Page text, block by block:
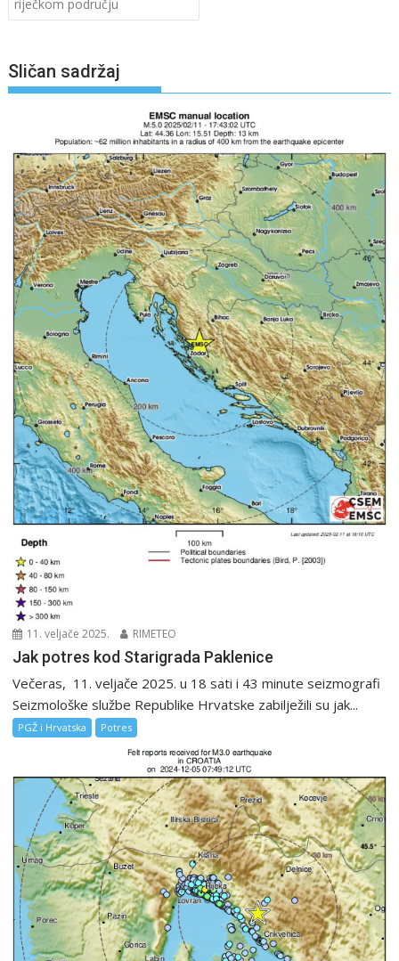
riječkom području
Sličan sadržaj
11. veljače 2025. RIMETEO
Jak potres kod Starigrada Paklenice
Večeras, 11. veljače 2025. u 18 sati i 43 minute seizmografi
Seizmološke službe Republike Hrvatske zabilježili su jak...
PGŽ i Hrvatska Potres